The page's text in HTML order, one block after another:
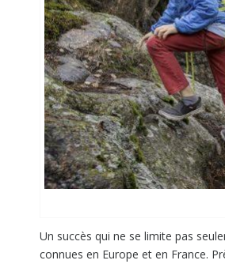
Un succès qui ne se limite pas
connues en Europe et en France.